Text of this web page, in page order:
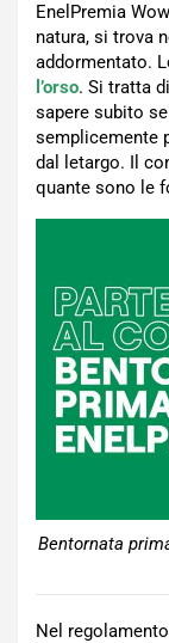
EnelPremia
natura, si trova
addormentato.
l’orso. Si tratta
sapere subito
semplicemente
dal letargo. Il
quante sono le
Bentornata
Nel